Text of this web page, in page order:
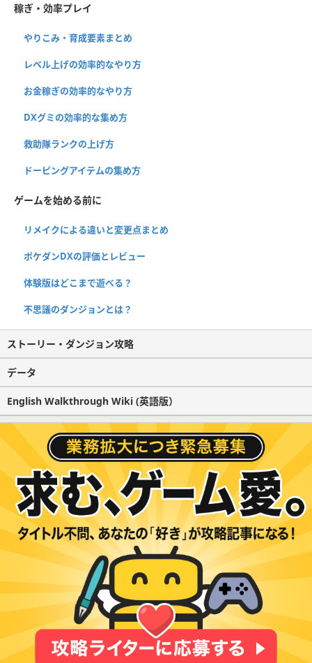
稼ぎ・効率プレイ
やりこみ・育成要素まとめ
レベル上げの効率的なやり方
お金稼ぎの効率的なやり方
DXグミの効率的な集め方
救助隊ランクの上げ方
ドーピングアイテムの集め方
ゲームを始める前に
リメイクによる違いと変更点まとめ
ポケダンDXの評価とレビュー
体験版はどこまで遊べる？
不思議のダンジョンとは？
ストーリー・ダンジョン攻略
データ
English Walkthrough Wiki (英語版）